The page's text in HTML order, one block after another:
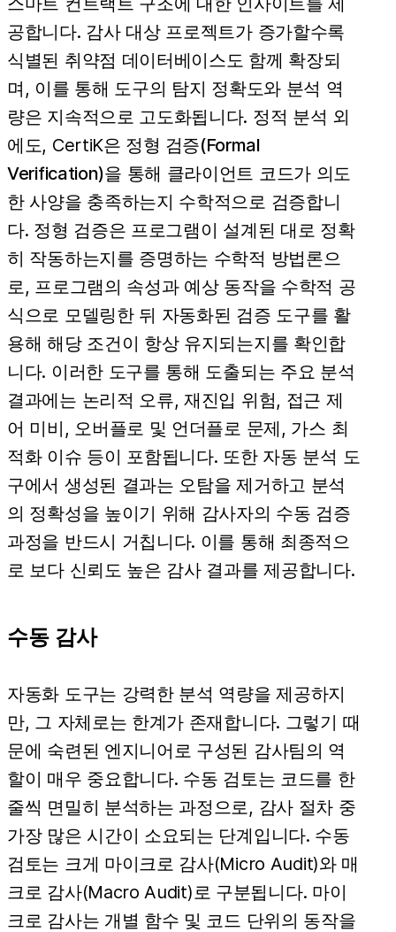
공합니다. 감사 대상 프로젝트가 증가할수록
식별된 취약점 데이터베이스도 함께 확장되
며, 이를 통해 도구의 탐지 정확도와 분석 역
량은 지속적으로 고도화됩니다. 정적 분석 외
에도, CertiK은 정형 검증(Formal
Verification)을 통해 클라이언트 코드가 의도
한 사양을 충족하는지 수학적으로 검증합니
다. 정형 검증은 프로그램이 설계된 대로 정확
히 작동하는지를 증명하는 수학적 방법론으
로, 프로그램의 속성과 예상 동작을 수학적 공
식으로 모델링한 뒤 자동화된 검증 도구를 활
용해 해당 조건이 항상 유지되는지를 확인합
니다. 이러한 도구를 통해 도출되는 주요 분석
결과에는 논리적 오류, 재진입 위험, 접근 제
어 미비, 오버플로 및 언더플로 문제, 가스 최
적화 이슈 등이 포함됩니다. 또한 자동 분석 도
구에서 생성된 결과는 오탐을 제거하고 분석
의 정확성을 높이기 위해 감사자의 수동 검증
과정을 반드시 거칩니다. 이를 통해 최종적으
로 보다 신뢰도 높은 감사 결과를 제공합니다.
수동 감사
자동화 도구는 강력한 분석 역량을 제공하지
만, 그 자체로는 한계가 존재합니다. 그렇기 때
문에 숙련된 엔지니어로 구성된 감사팀의 역
할이 매우 중요합니다. 수동 검토는 코드를 한
줄씩 면밀히 분석하는 과정으로, 감사 절차 중
가장 많은 시간이 소요되는 단계입니다. 수동
검토는 크게 마이크로 감사(Micro Audit)와 매
크로 감사(Macro Audit)로 구분됩니다. 마이
크로 감사는 개별 함수 및 코드 단위의 동작을